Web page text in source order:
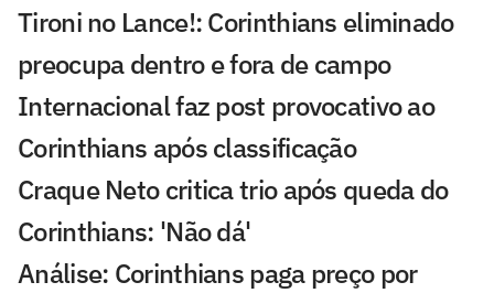
Tironi no Lance!: Corinthians eliminado
preocupa dentro e fora de campo
Internacional faz post provocativo ao
Corinthians após classificação
Craque Neto critica trio após queda do
Corinthians: 'Não dá'
Análise: Corinthians paga preço por